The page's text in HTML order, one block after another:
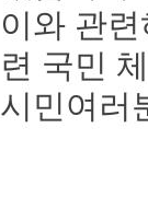
이와 관
련 국민
시민여러